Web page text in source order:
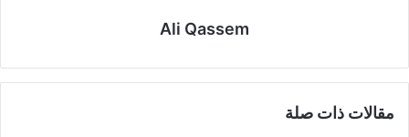
Ali Qassem
مقالات ذات صلة